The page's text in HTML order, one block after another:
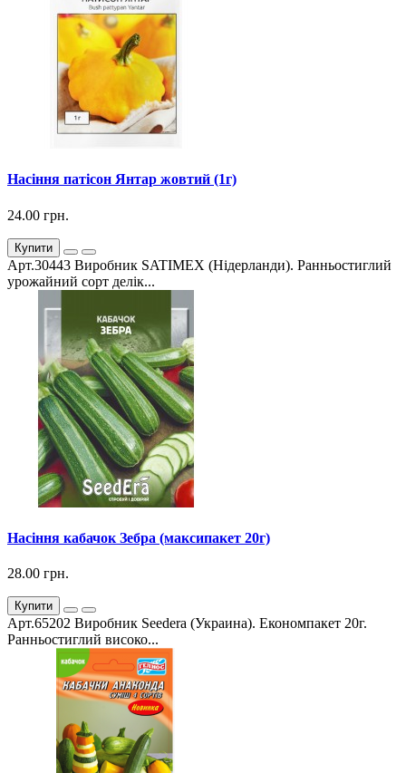
Насіння патісон Янтар жовтий (1г)
24.00 грн.
Купити
Арт.30443 Виробник SATIMEX (Нідерланди). Ранньостиглий
урожайний сорт делік...
Насіння кабачок Зебра (максипакет 20г)
28.00 грн.
Купити
Арт.65202 Виробник Seedera (Украина). Економпакет 20г.
Ранньостиглий високо...